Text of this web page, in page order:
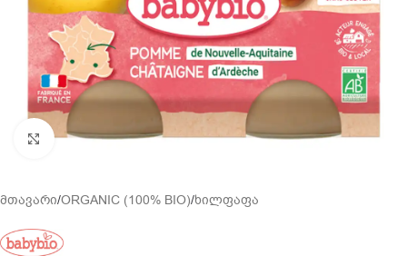
გადიდება
მთავარი/ORGANIC (100% BIO)/ხილფაფა